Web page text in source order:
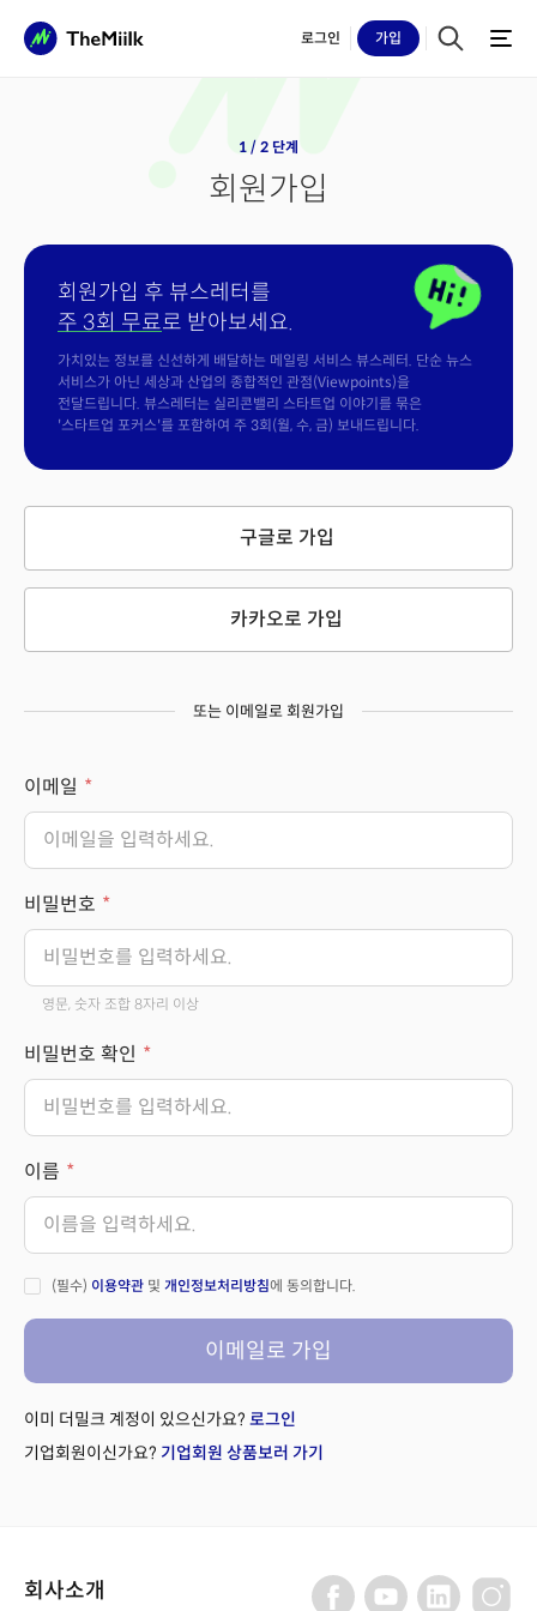
로그인 가입
1 / 2 단계
회원가입
회원가입 후 뷰스레터를
주 3회 무료로 받아보세요.
가치있는 정보를 신선하게 배달하는 메일링 서비스 뷰스레터. 단순 뉴스
서비스가 아닌 세상과 산업의 종합적인 관점(Viewpoints)을
전달드립니다. 뷰스레터는 실리콘밸리 스타트업 이야기를 묶은
'스타트업 포커스'를 포함하여 주 3회(월, 수, 금) 보내드립니다.
구글로 가입
카카오로 가입
또는 이메일로 회원가입
이메일
비밀번호
영문, 숫자 조합 8자리 이상
비밀번호 확인
이름
(필수) 이용약관 및 개인정보처리방침에 동의합니다.
이메일로 가입
이미 더밀크 계정이 있으신가요? 로그인
기업회원이신가요? 기업회원 상품보러 가기
회사소개